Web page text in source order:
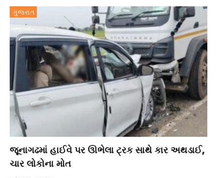
ગુજરાત
જૂનાગઢમાં હાઈવે પર ઊભેલા ટ્રક સાથે કાર અથડાઈ,
ચાર લોકોના મોત